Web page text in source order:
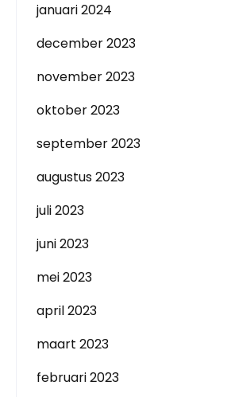
januari 2024
december 2023
november 2023
oktober 2023
september 2023
augustus 2023
juli 2023
juni 2023
mei 2023
april 2023
maart 2023
februari 2023